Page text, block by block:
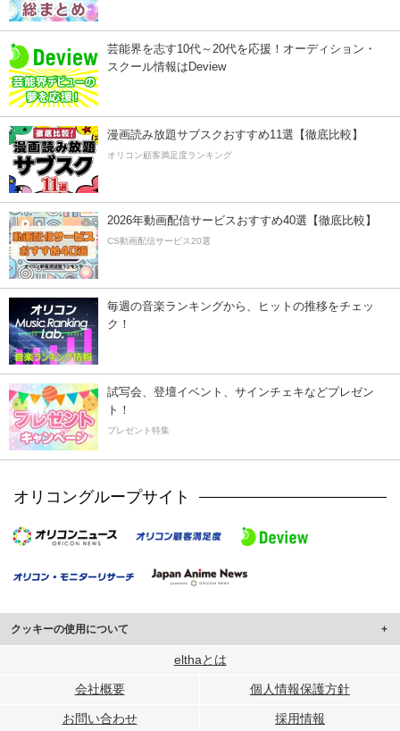
芸能界を志す10代～20代を応援！オーディション・
スクール情報はDeview
漫画読み放題サブスクおすすめ11選【徹底比較】
オリコン顧客満足度ランキング
2026年動画配信サービスおすすめ40選【徹底比較】
CS動画配信サービス20選
毎週の音楽ランキングから、ヒットの推移をチェッ
ク！
試写会、登壇イベント、サインチェキなどプレゼン
ト！
プレゼント特集
オリコングループサイト
クッキーの使用について
このサイトでは Cookie を使用して、ユーザーに合わせたコンテンツや広告の
行っています。
メディアや広告配信、データ解析の各パートナーに提供しています。
elthaとは
会社概要 個人情報保護方針
お問い合わせ 採用情報